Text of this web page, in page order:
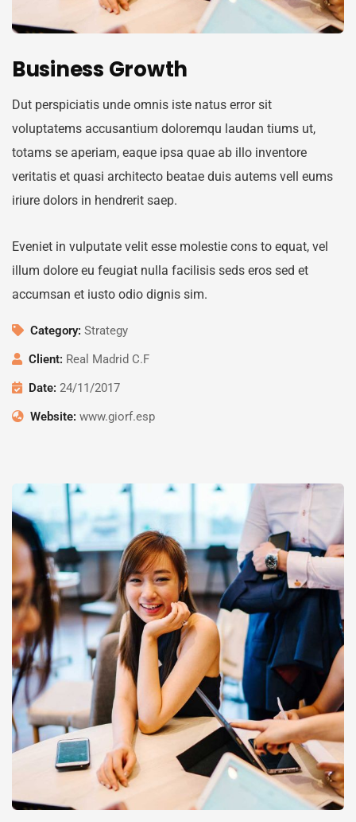
Business Growth
Dut perspiciatis unde omnis iste natus error sit
voluptatems accusantium doloremqu laudan tiums ut,
totams se aperiam, eaque ipsa quae ab illo inventore
veritatis et quasi architecto beatae duis autems vell eums
iriure dolors in hendrerit saep.
Eveniet in vulputate velit esse molestie cons to equat, vel
illum dolore eu feugiat nulla facilisis seds eros sed et
accumsan et iusto odio dignis sim.
Category: Strategy
Client: Real Madrid C.F
Date: 24/11/2017
Website: www.giorf.esp
Business Growth
Coaching